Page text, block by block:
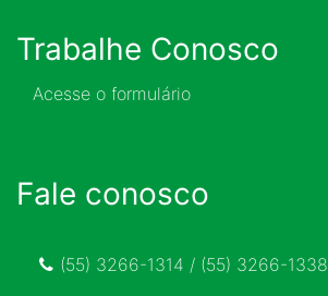
Trabalhe Conosco
Acesse o formulário
Fale conosco
(55) 3266-1314 / (55) 3266-1338